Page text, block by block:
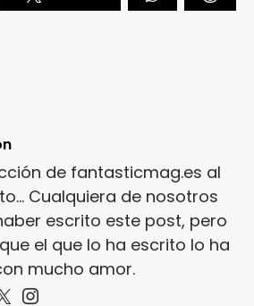
de fantasticmag.es al
Cualquiera de nosotros
escrito este post, pero
el que lo ha escrito lo ha
mucho amor.